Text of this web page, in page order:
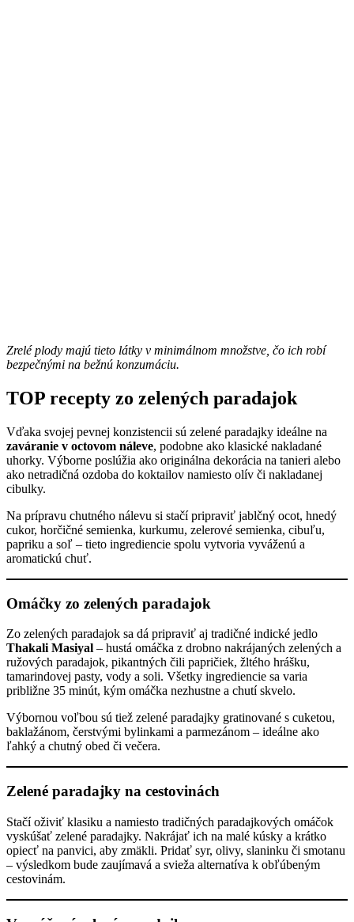
Zrelé plody majú tieto látky v minimálnom množstve, čo ich robí
bezpečnými na bežnú konzumáciu.
TOP recepty zo zelených paradajok
Vďaka svojej pevnej konzistencii sú zelené paradajky ideálne na
zaváranie v octovom náleve, podobne ako klasické nakladané
uhorky. Výborne poslúžia ako originálna dekorácia na tanieri alebo
ako netradičná ozdoba do koktailov namiesto olív či nakladanej
cibulky.
Na prípravu chutného nálevu si stačí pripraviť jablčný ocot, hnedý
cukor, horčičné semienka, kurkumu, zelerové semienka, cibuľu,
papriku a soľ – tieto ingrediencie spolu vytvoria vyváženú a
aromatickú chuť.
Omáčky zo zelených paradajok
Zo zelených paradajok sa dá pripraviť aj tradičné indické jedlo
Thakali Masiyal – hustá omáčka z drobno nakrájaných zelených a
ružových paradajok, pikantných čili papričiek, žltého hrášku,
tamarindovej pasty, vody a soli. Všetky ingrediencie sa varia
približne 35 minút, kým omáčka nezhustne a chutí skvelo.
Výbornou voľbou sú tiež zelené paradajky gratinované s cuketou,
baklažánom, čerstvými bylinkami a parmezánom – ideálne ako
ľahký a chutný obed či večera.
Zelené paradajky na cestovinách
Stačí oživiť klasiku a namiesto tradičných paradajkových omáčok
vyskúšať zelené paradajky. Nakrájať ich na malé kúsky a krátko
opiecť na panvici, aby zmäkli. Pridať syr, olivy, slaninku či smotanu
– výsledkom bude zaujímavá a svieža alternatíva k obľúbeným
cestovinám.